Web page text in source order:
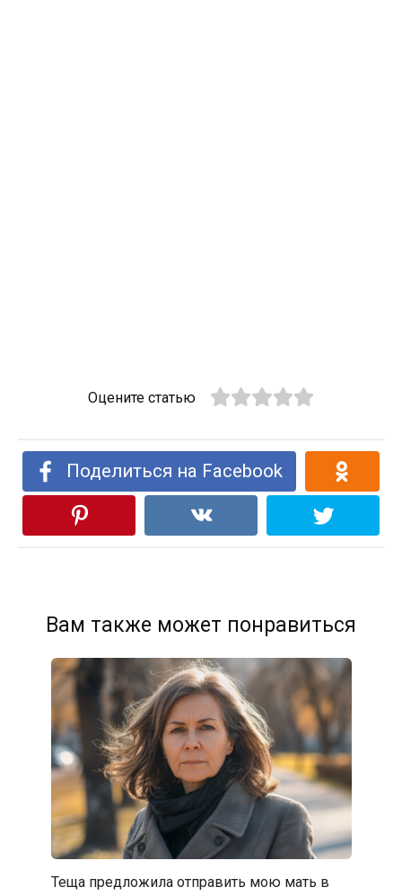
Оцените статью
Поделиться на Facebook
Вам также может понравиться
Теща предложила отправить мою мать в